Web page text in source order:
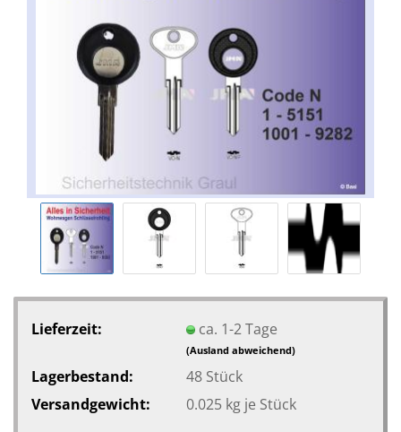
Lieferzeit: ca. 1-2 Tage
(Ausland abweichend)
Lagerbestand: 48 Stück
Versandgewicht:
0.025kg je Stück